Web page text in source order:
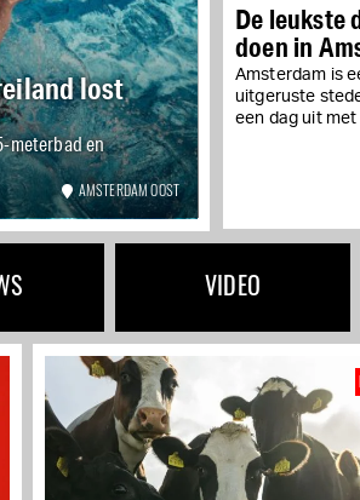
lost
meterbad en
AMSTERDAM OOST
De leukste
doen in
kids
Amsterdam is
uitgeruste
een dag uit
VIDEO